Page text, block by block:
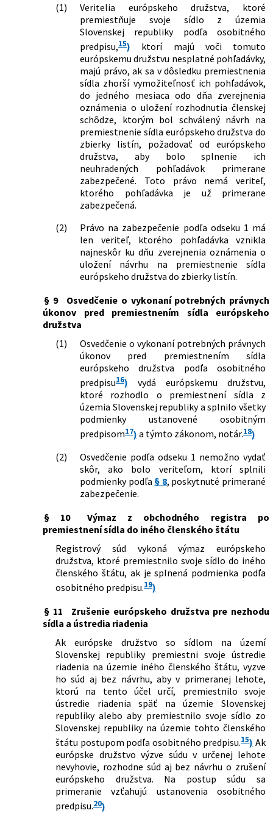
(1)
Veritelia európskeho družstva, ktoré
premiestňuje svoje sídlo z územia
Slovenskej republiky podľa osobitného
predpisu,15) ktorí majú voči tomuto
európskemu družstvu nesplatné pohľadávky,
majú právo, ak sa v dôsledku premiestnenia
sídla zhorší vymožiteľnosť ich pohľadávok,
do jedného mesiaca odo dňa zverejnenia
oznámenia o uložení rozhodnutia členskej
schôdze, ktorým bol schválený návrh na
premiestnenie sídla európskeho družstva do
zbierky listín, požadovať od európskeho
družstva, aby bolo splnenie ich
neuhradených pohľadávok primerane
zabezpečené. Toto právo nemá veriteľ,
ktorého pohľadávka je už primerane
zabezpečená.
(2)
Právo na zabezpečenie podľa odseku 1 má
len veriteľ, ktorého pohľadávka vznikla
najneskôr ku dňu zverejnenia oznámenia o
uložení návrhu na premiestnenie sídla
európskeho družstva do zbierky listín.
§ 9
Osvedčenie o vykonaní potrebných právnych
úkonov pred premiestnením sídla európskeho
družstva
(1)
Osvedčenie o vykonaní potrebných právnych
úkonov pred premiestnením sídla
európskeho družstva podľa osobitného
predpisu16) vydá európskemu družstvu,
ktoré rozhodlo o premiestnení sídla z
územia Slovenskej republiky a splnilo všetky
podmienky ustanovené osobitným
predpisom17) a týmto zákonom, notár.18)
(2)
Osvedčenie podľa odseku 1 nemožno vydať
skôr, ako bolo veriteľom, ktorí splnili
podmienky podľa § 8, poskytnuté primerané
zabezpečenie.
§ 10
Výmaz z obchodného registra po
premiestnení sídla do iného členského štátu
Registrový súd vykoná výmaz európskeho
družstva, ktoré premiestnilo svoje sídlo do iného
členského štátu, ak je splnená podmienka podľa
osobitného predpisu.19)
§ 11
Zrušenie európskeho družstva pre nezhodu
sídla a ústredia riadenia
Ak európske družstvo so sídlom na území
Slovenskej republiky premiestni svoje ústredie
riadenia na územie iného členského štátu, vyzve
ho súd aj bez návrhu, aby v primeranej lehote,
ktorú na tento účel určí, premiestnilo svoje
ústredie riadenia späť na územie Slovenskej
republiky alebo aby premiestnilo svoje sídlo zo
Slovenskej republiky na územie tohto členského
štátu postupom podľa osobitného predpisu.15) Ak
európske družstvo výzve súdu v určenej lehote
nevyhovie, rozhodne súd aj bez návrhu o zrušení
európskeho družstva. Na postup súdu sa
primeranie vzťahujú ustanovenia osobitného
predpisu.20)